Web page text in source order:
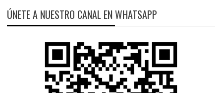
ÚNETE A NUESTRO CANAL EN WHATSAPP